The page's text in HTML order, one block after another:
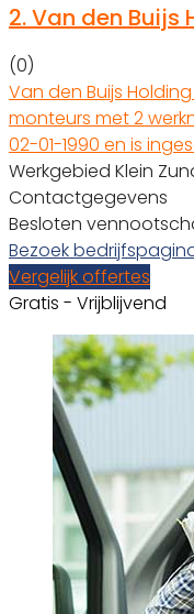
2.Van den Buijs
(0)
Van den Buijs
monteurs met 2
02-01-1990 en is
Werkgebied Klein
Contactgegevens
Besloten
Bezoek
Vergelijk offertes
Gratis - Vrijblijvend